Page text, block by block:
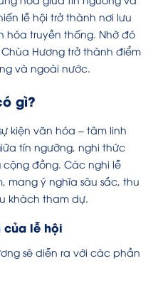
lễ hội trở thành nơi lưu
truyền thống. Nhờ đó
Hương trở thành điểm
và ngoài nước.
gì?
kiện văn hóa – tâm linh
tín ngưỡng, nghi thức
đồng. Các nghi lễ
mang ý nghĩa sâu sắc, thu
khách tham dự.
lễ hội
sẽ diễn ra với các phần